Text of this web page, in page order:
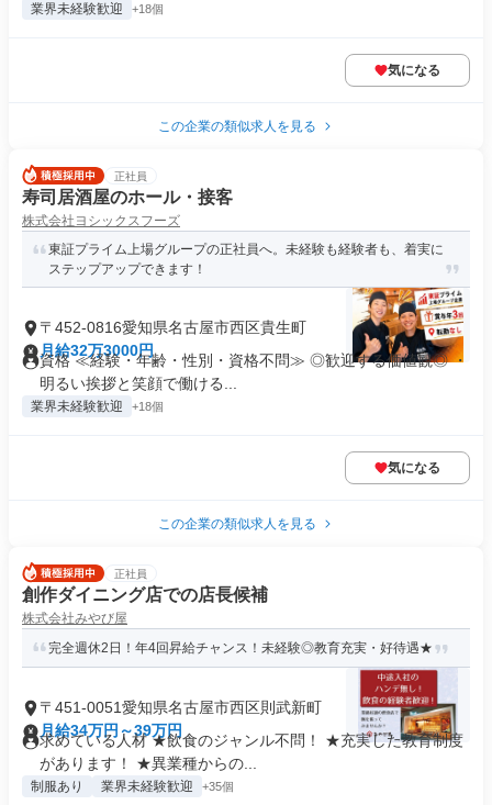
業界未経験歓迎 +18個
気になる
この企業の類似求人を見る
正社員
寿司居酒屋のホール・接客
株式会社ヨシックスフーズ
東証プライム上場グループの正社員へ。未経験も経験者も、着実に
ステップアップできます！
〒452-0816愛知県名古屋市西区貴生町
月給32万3000円
資格 ≪経験・年齢・性別・資格不問≫ ◎歓迎する価値観◎ ・
明るい挨拶と笑顔で働ける...
業界未経験歓迎 +18個
気になる
この企業の類似求人を見る
正社員
創作ダイニング店での店長候補
株式会社みやび屋
完全週休2日！年4回昇給チャンス！未経験◎教育充実・好待遇★
〒451-0051愛知県名古屋市西区則武新町
月給34万円～39万円
求めている人材 ★飲食のジャンル不問！ ★充実した教育制度
があります！ ★異業種からの...
制服あり 業界未経験歓迎 +35個